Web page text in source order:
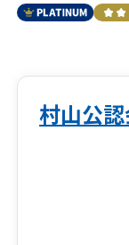
村山公